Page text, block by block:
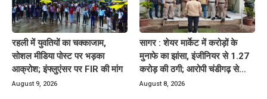
रहली में युवतियों का चक्काजाम,
सोशल मीडिया पोस्ट पर भड़का
आक्रोश; इंफ्लुएंसर पर FIR की मांग
August 9, 2026
सागर : शेयर मार्केट में करोड़ों के
मुनाफे का झांसा, इंजीनियर से 1.27
करोड़ की ठगी; आरोपी चंडीगढ़ से
गिरफ्तार
August 8, 2026